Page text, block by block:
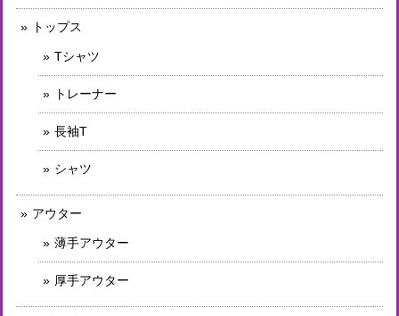
トップス
Tシャツ
トレーナー
長袖T
シャツ
アウター
薄手アウター
厚手アウター